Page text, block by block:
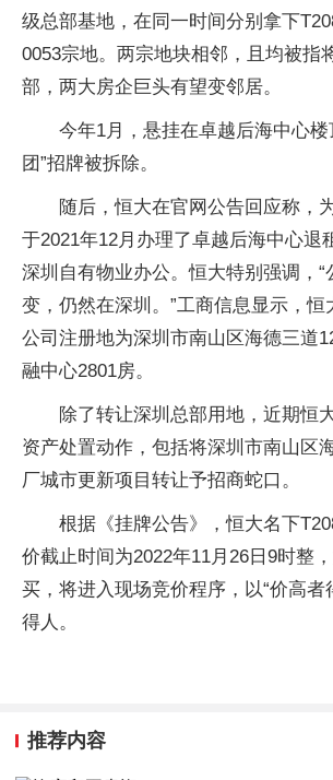
级总部基地，在同一时间分别拿下
0053宗地。两宗地块相邻，且均被指
部，两大房企巨头有望变邻居。
今年1月，悬挂在卓越后海中心楼
团”招牌被拆除。
随后，恒大在官网公告回应称，
于2021年12月办理了卓越后海中心退
深圳自有物业办公。恒大特别强调，“
变，仍然在深圳。”工商信息显示，恒
公司注册地为深圳市南山区海德三道
融中心2801房。
除了转让深圳总部用地，近期恒
资产处置动作，包括将深圳市南山区
厂城市更新项目转让予招商蛇口。
根据《挂牌公告》，恒大名下
价截止时间为2022年11月26日9时整
买，将进入现场竞价程序，以“价高者
得人。
推荐内容